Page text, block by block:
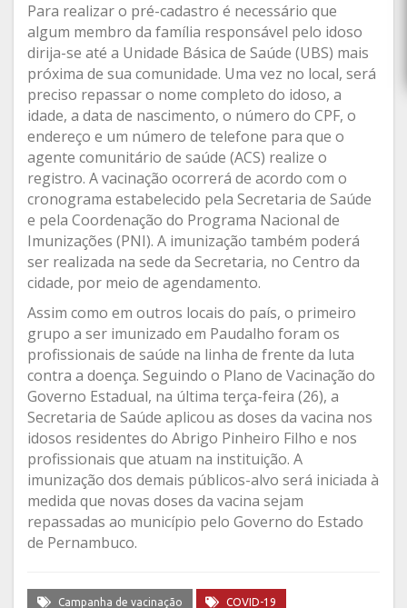
Para realizar o pré-cadastro é necessário que
algum membro da família responsável pelo idoso
dirija-se até a Unidade Básica de Saúde (UBS) mais
próxima de sua comunidade. Uma vez no local, será
preciso repassar o nome completo do idoso, a
idade, a data de nascimento, o número do CPF, o
endereço e um número de telefone para que o
agente comunitário de saúde (ACS) realize o
registro. A vacinação ocorrerá de acordo com o
cronograma estabelecido pela Secretaria de Saúde
e pela Coordenação do Programa Nacional de
Imunizações (PNI). A imunização também poderá
ser realizada na sede da Secretaria, no Centro da
cidade, por meio de agendamento.
Assim como em outros locais do país, o primeiro
grupo a ser imunizado em Paudalho foram os
profissionais de saúde na linha de frente da luta
contra a doença. Seguindo o Plano de Vacinação do
Governo Estadual, na última terça-feira (26), a
Secretaria de Saúde aplicou as doses da vacina nos
idosos residentes do Abrigo Pinheiro Filho e nos
profissionais que atuam na instituição. A
imunização dos demais públicos-alvo será iniciada à
medida que novas doses da vacina sejam
repassadas ao município pelo Governo do Estado
de Pernambuco.
Campanha de vacinação
COVID-19